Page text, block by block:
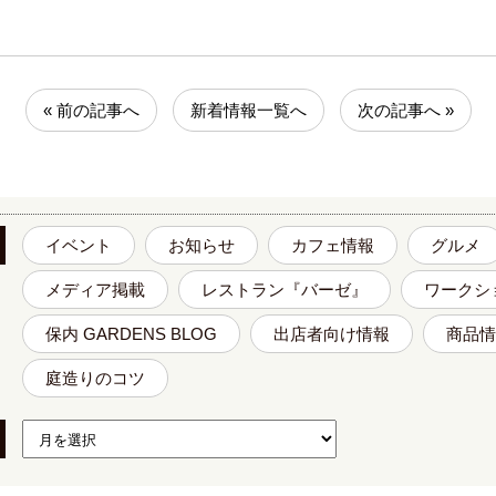
« 前の記事へ 新着情報一覧へ 次の記事へ »
イベント お知らせ カフェ情報 グルメ
メディア掲載 レストラン『バーゼ』 ワークシ
保内 GARDENS BLOG 出店者向け情報 商品
庭造りのコツ